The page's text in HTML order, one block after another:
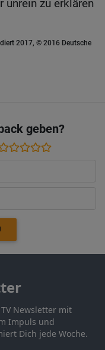
unrein zu erklären
2017, © 2016 Deutsche
geben?
Newsletter mit
Impuls und
Dich jede Woche.